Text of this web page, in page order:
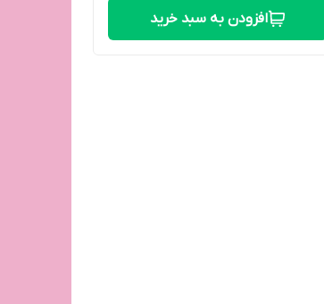
افزودن به سبد خرید